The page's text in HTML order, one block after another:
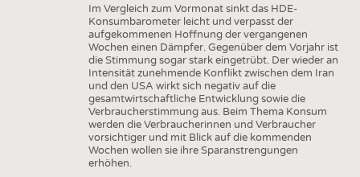
ADRESSEN & LINKS
PUBLIKATIONEN
BRANCHENTERMINE
Im Vergleich zum Vormonat sinkt das HDE-
Konsumbarometer leicht und verpasst der
aufgekommenen Hoffnung der vergangenen
Wochen einen Dämpfer. Gegenüber dem Vorjahr ist
die Stimmung sogar stark eingetrübt. Der wieder an
Intensität zunehmende Konflikt zwischen dem Iran
und den USA wirkt sich negativ auf die
gesamtwirtschaftliche Entwicklung sowie die
Verbraucherstimmung aus. Beim Thema Konsum
werden die Verbraucherinnen und Verbraucher
vorsichtiger und mit Blick auf die kommenden
Wochen wollen sie ihre Sparanstrengungen
erhöhen.